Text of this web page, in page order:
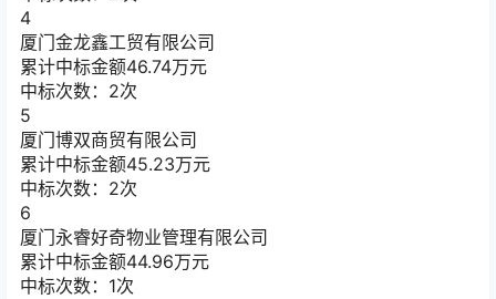
4
厦门金龙鑫工贸有限公司
累计中标金额46.74万元
中标次数：2次
5
厦门博双商贸有限公司
累计中标金额45.23万元
中标次数：2次
6
厦门永睿好奇物业管理有限公司
累计中标金额44.96万元
中标次数：1次